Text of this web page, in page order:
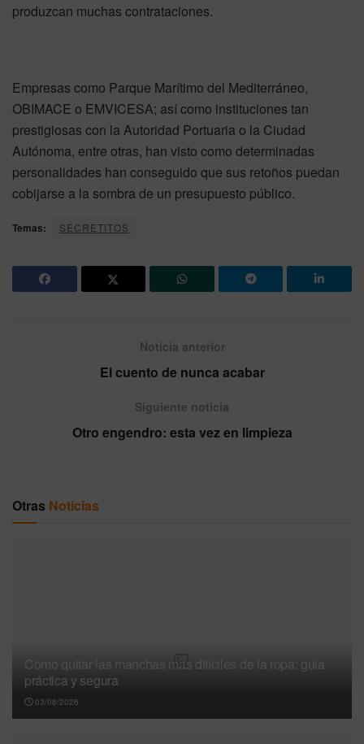
produzcan muchas contrataciones.
Empresas como Parque Marítimo del Mediterráneo,
OBIMACE o EMVICESA; así como instituciones tan
prestigiosas con la Autoridad Portuaria o la Ciudad
Autónoma, entre otras, han visto como determinadas
personalidades han conseguido que sus retoños puedan
cobijarse a la sombra de un presupuesto público.
Temas: SECRETITOS
Noticia anterior
El cuento de nunca acabar
Siguiente noticia
Otro engendro: esta vez en limpieza
Otras Noticias
Cómo quitar las manchas más difíciles de la ropa: guía
práctica y segura
03/08/2026